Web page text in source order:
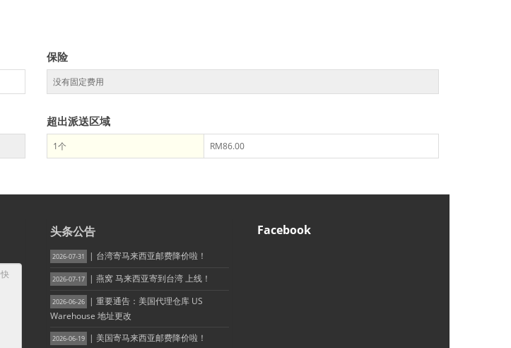
保险
没有固定费用
超出派送区域
1个 RM86.00
头条公告
2026-07-31 | 台湾寄马来西亚邮费降价啦！
2026-07-17 | 燕窝 马来西亚寄到台湾 上线！
2026-06-26
| 重要通告：美国代理仓库 US
Warehouse 地址更改
2026-06-19 | 美国寄马来西亚邮费降价啦！
Facebook